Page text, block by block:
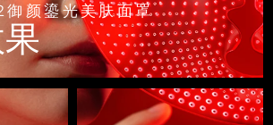
颜鎏光美肤面罩
护肤
cleansers & balm
& hydration
Teeth Whitening Set
LED + sonic device & 18% PAP gel
103
clinical anti-aging set
P1 Primer
211
aging neck & décolleté LED mask
221
Scalp Serum
recovery probiotic serum
502
Spectrum Red Light Therapy
预计送达日期8/8/26
预计送达日期8/8/26
预计送达日期 8/8/26